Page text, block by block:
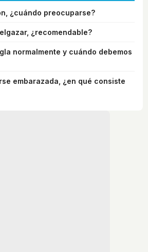
¿cuándo preocuparse?
¿recomendable?
normalmente y cuándo debemos
embarazada, ¿en qué consiste